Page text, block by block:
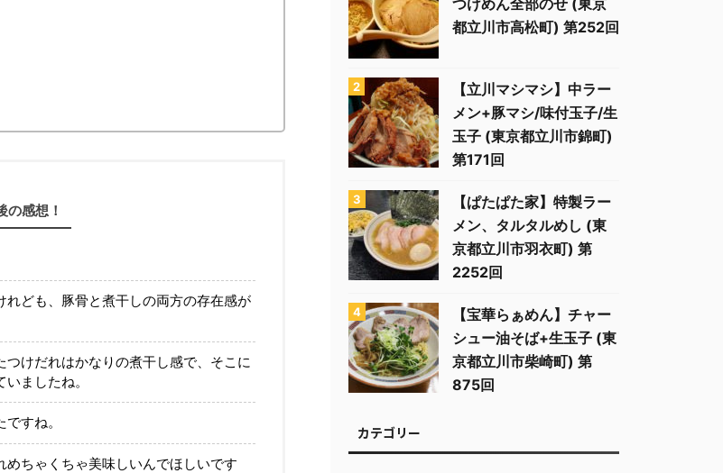
の感想！
ども、豚骨と煮干しの両方の存在感が
けだれはかなりの煮干し感で、そこに
ましたね。
すね。
ちゃくちゃ美味しいんでほしいです
つけめん全部のせ (東京
都立川市高松町) 第252回
【立川マシマシ】中ラー
メン+豚マシ/味付玉子/生
玉子 (東京都立川市錦町)
第171回
【ぱたぱた家】特製ラー
メン、タルタルめし (東
京都立川市羽衣町) 第
2252回
【宝華らぁめん】チャー
シュー油そば+生玉子 (東
京都立川市柴崎町) 第
875回
カテゴリー